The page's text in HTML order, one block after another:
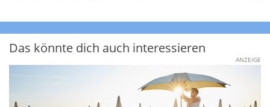
Das könnte dich auch interessieren
ANZEIGE